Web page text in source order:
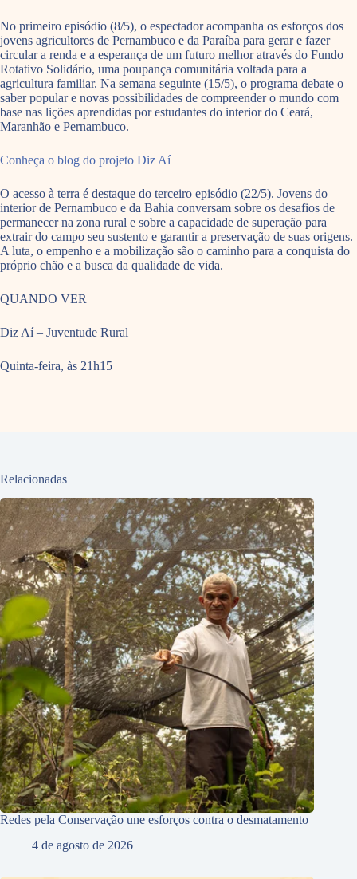
No primeiro episódio (8/5), o espectador acompanha os esforços dos
jovens agricultores de Pernambuco e da Paraíba para gerar e fazer
circular a renda e a esperança de um futuro melhor através do Fundo
Rotativo Solidário, uma poupança comunitária voltada para a
agricultura familiar. Na semana seguinte (15/5), o programa debate o
saber popular e novas possibilidades de compreender o mundo com
base nas lições aprendidas por estudantes do interior do Ceará,
Maranhão e Pernambuco.
Conheça o blog do projeto Diz Aí
O acesso à terra é destaque do terceiro episódio (22/5). Jovens do
interior de Pernambuco e da Bahia conversam sobre os desafios de
permanecer na zona rural e sobre a capacidade de superação para
extrair do campo seu sustento e garantir a preservação de suas origens.
A luta, o empenho e a mobilização são o caminho para a conquista do
próprio chão e a busca da qualidade de vida.
QUANDO VER
Diz Aí – Juventude Rural
Quinta-feira, às 21h15
Relacionadas
Redes pela Conservação une esforços contra o desmatamento
4 de agosto de 2026